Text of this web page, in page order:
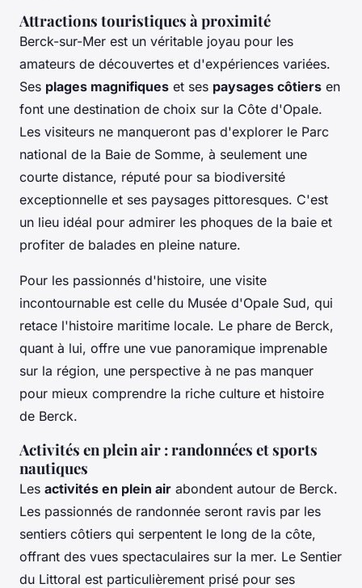
Attractions touristiques à proximité
Berck-sur-Mer est un véritable joyau pour les
amateurs de découvertes et d'expériences variées.
Ses plages magnifiques et ses paysages côtiers en
font une destination de choix sur la Côte d'Opale.
Les visiteurs ne manqueront pas d'explorer le Parc
national de la Baie de Somme, à seulement une
courte distance, réputé pour sa biodiversité
exceptionnelle et ses paysages pittoresques. C'est
un lieu idéal pour admirer les phoques de la baie et
profiter de balades en pleine nature.
Pour les passionnés d'histoire, une visite
incontournable est celle du Musée d'Opale Sud, qui
retace l'histoire maritime locale. Le phare de Berck,
quant à lui, offre une vue panoramique imprenable
sur la région, une perspective à ne pas manquer
pour mieux comprendre la riche culture et histoire
de Berck.
Activités en plein air : randonnées et sports
nautiques
Les activités en plein air abondent autour de Berck.
Les passionnés de randonnée seront ravis par les
sentiers côtiers qui serpentent le long de la côte,
offrant des vues spectaculaires sur la mer. Le Sentier
du Littoral est particulièrement prisé pour ses